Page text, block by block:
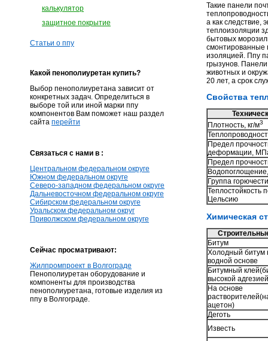
калькулятор
защитное покрытие
Статьи о ппу
Какой пенополиуретан купить?
Выбор пенополиуретана зависит от
конкретных задач. Определиться в
выборе той или иной марки ппу
компонентов Вам поможет наш раздел
сайта перейти
Связаться с нами в :
Центральном федеральном округе
Южном федеральном округе
Северо-западном федеральном округе
Дальневосточном федеральном округе
Сибирском федеральном округе
Уральском федеральном округ
Приволжском федеральном округе
Сейчас просматривают:
Жилпромпроект в Волгограде
Пенополиуретан оборудование и
компоненты для производства
пенополиуретана, готовые изделия из
ппу в Волгограде.
Такие панели
а как следствие,
теплоизоляции
бытовых
смонтированные
изоляцией. Ппу
грызунов.
животных и
20 лет, а срок
Свойства
Плотность, кг/м3
Предел
деформации,
Предел
Группа горючести
Теплостойкость
Цельсию
Химическая
Битум
Холодный битум
водной основе
Битумный
высокой
На основе
ацетон)
Деготь
Известь